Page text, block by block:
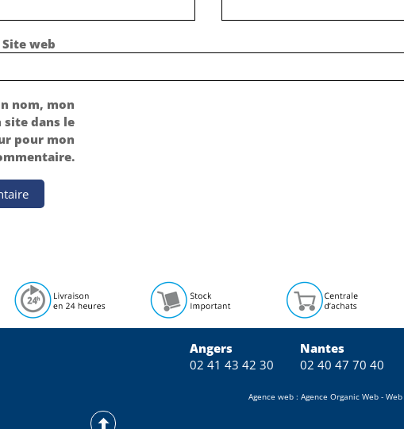
Site web
nom, mon
site dans le
pour mon
Angers
02 41 43 42 30
Nantes
02 40 47 70 40
Agence web : Agence Organic Web -